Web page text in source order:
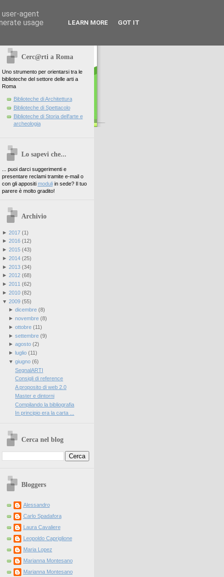
Cerc@rti a Roma
Uno strumento per orientarsi tra le
biblioteche del settore delle arti a
Roma
Biblioteche di Architettura
Biblioteche di Spettacolo
Biblioteche di Storia dell'arte e
archeologia
Lo sapevi che...
... puoi darci suggerimenti e
presentare reclami tramite e-mail o
con gli appositi moduliin sede? Il tuo
parere è molto gradito!
Archivio
► 2017(1)
► 2016(12)
► 2015(43)
► 2014(25)
► 2013(34)
► 2012(68)
► 2011 (62)
► 2010(82)
▼ 2009(55)
► dicembre(8)
► novembre(8)
► ottobre(11)
► settembre(9)
► agosto(2)
► luglio(11)
▼ giugno(6)
SegnalARTI
Consigli di reference
A proposito di web 2.0
Master e dintorni
Compilando la bibliografia
In principio era la carta ...
Cerca nel blog
Bloggers
Alessandro
Carlo Spadafora
Laura Cavaliere
Leopoldo Capriglione
Maria Lopez
Marianna Montesano
Marianna Montesano
agent
usage
LEARN MORE GOT IT